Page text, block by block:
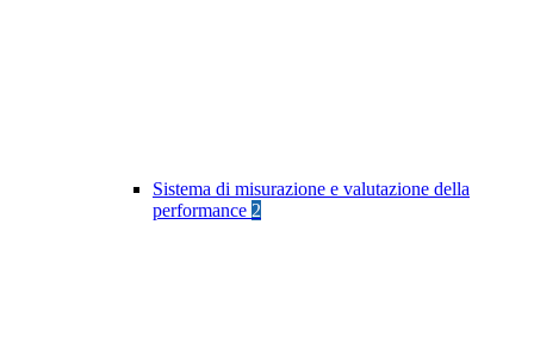
Sistema di misurazione e valutazione della
performance 2